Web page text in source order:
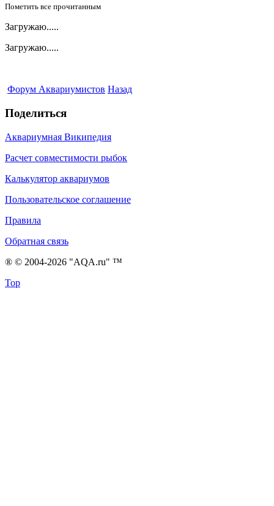
Пометить все прочитанным
Загружаю.....
Загружаю.....
Форум Аквариумистов Назад
Поделиться
Аквариумная Википедия
Расчет совместимости рыбок
Калькулятор аквариумов
Пользовательское соглашение
Правила
Обратная связь
® © 2004-2026 "AQA.ru" ™
Top